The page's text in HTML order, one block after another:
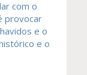
com o
provocar
e o
e o